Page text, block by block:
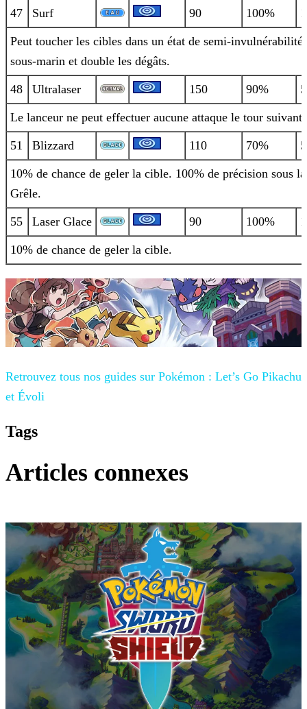
47 Surf 90 100%
Peut toucher les cibles dans un état de semi-invulnérabilité
sous-marin et double les dégâts.
48 Ultralaser 150 90% 5
Le lanceur ne peut effectuer aucune attaque le tour suivant.
51 Blizzard 110 70% 5
10% de chance de geler la cible. 100% de précision sous la
Grêle.
55 Laser Glace 90 100%
10% de chance de geler la cible.
Retrouvez tous nos guides sur Pokémon : Let’s Go Pikachu
et Évoli
Tags
Articles connexes